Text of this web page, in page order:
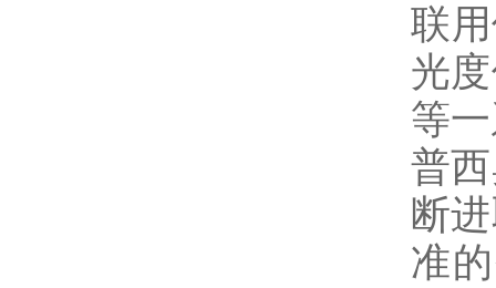
联
光
等
普
断
准